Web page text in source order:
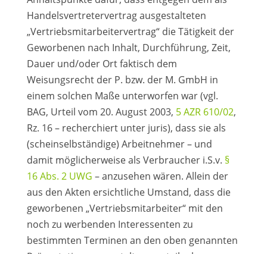
Handelsvertretervertrag ausgestalteten
„Vertriebsmitarbeitervertrag“ die Tätigkeit der
Geworbenen nach Inhalt, Durchführung, Zeit,
Dauer und/oder Ort faktisch dem
Weisungsrecht der P. bzw. der M. GmbH in
einem solchen Maße unterworfen war (vgl.
BAG, Urteil vom 20. August 2003, 5 AZR 610/02,
Rz. 16 – recherchiert unter juris), dass sie als
(scheinselbständige) Arbeitnehmer – und
damit möglicherweise als Verbraucher i.S.v. §
16 Abs. 2 UWG – anzusehen wären. Allein der
aus den Akten ersichtliche Umstand, dass die
geworbenen „Vertriebsmitarbeiter“ mit den
noch zu werbenden Interessenten zu
bestimmten Terminen an den oben genannten